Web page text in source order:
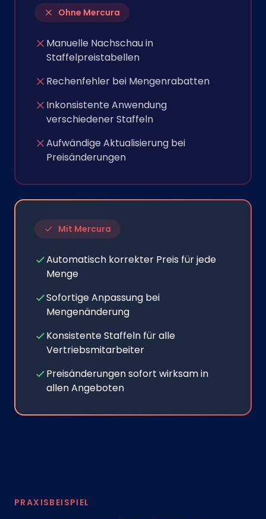
Ohne Mercura
Manuelle Nachschau in
Staffelpreistabellen
Rechenfehler bei Mengenrabatten
Inkonsistente Anwendung
verschiedener Staffeln
Aufwändige Aktualisierung bei
Preisänderungen
Mit Mercura
Automatisch korrekter Preis für jede
Menge
Sofortige Anpassung bei
Mengenänderung
Konsistente Staffeln für alle
Vertriebsmitarbeiter
Preisänderungen sofort wirksam in
allen Angeboten
PRAXISBEISPIEL